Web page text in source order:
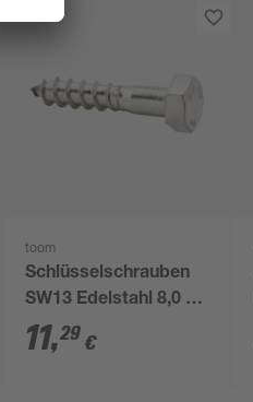
toom
Schlüsselschrauben
SW13 Edelstahl 8,0 x
40 mm 10 Stück
11,29 €